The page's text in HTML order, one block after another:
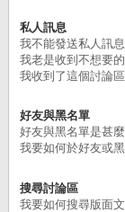
私人訊息
我不能發送私人訊息
我老是收到不想要的
我收到了這個討論
好友與黑名單
好友與黑名單是甚麼
我要如何於好友或
搜尋討論區
我要如何搜尋版面